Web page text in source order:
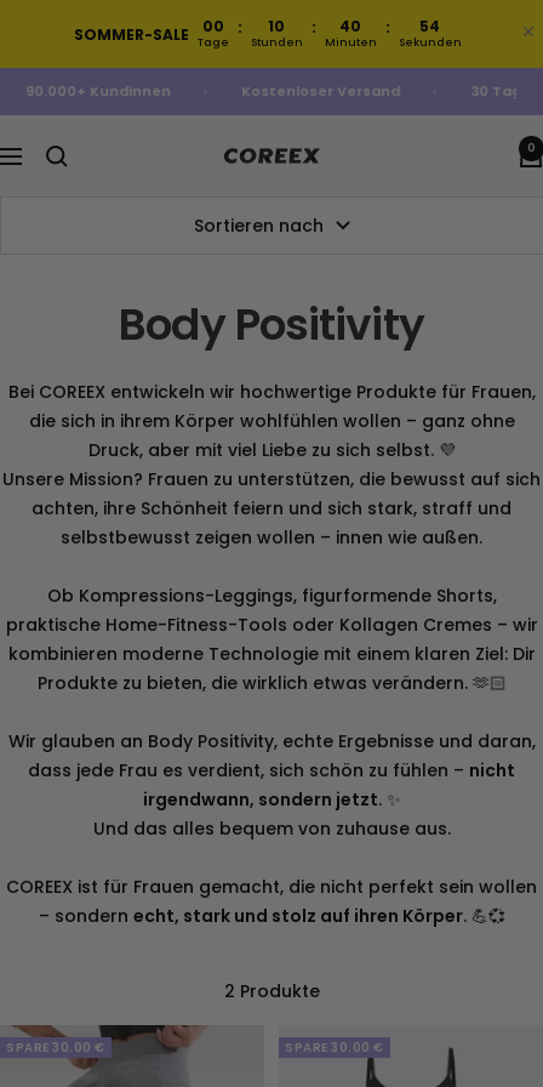
Inhalt
SOMMER-SALE 00
Tage
: 10
Stunden
: 40
Minuten
: 54
Sekunden
| 90.000+ Kundinnen Kostenloser Versand 30
Navigation COREEX 0
Sortieren nach
Body Positivity
Bei COREEX entwickeln wir hochwertige Produkte für Frauen,
die sich in ihrem Körper wohlfühlen wollen – ganz ohne
Druck, aber mit viel Liebe zu sich selbst. 💜
Unsere Mission? Frauen zu unterstützen, die bewusst auf sich
achten, ihre Schönheit feiern und sich stark, straff und
selbstbewusst zeigen wollen – innen wie außen.
Ob Kompressions-Leggings, figurformende Shorts,
praktische Home-Fitness-Tools oder Kollagen Cremes – wir
kombinieren moderne Technologie mit einem klaren Ziel: Dir
Produkte zu bieten, die wirklich etwas verändern. 🫶🏻
Wir glauben an Body Positivity, echte Ergebnisse und daran,
dass jede Frau es verdient, sich schön zu fühlen – nicht
irgendwann, sondern jetzt. ✨
Und das alles bequem von zuhause aus.
COREEX ist für Frauen gemacht, die nicht perfekt sein wollen
– sondern echt, stark und stolz auf ihren Körper. 💪💞
2 Produkte
SPARE 30.00 € SPARE 30.00 €